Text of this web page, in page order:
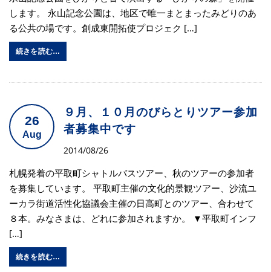
します。 永山記念公園は、地区で唯一まとまったみどりのあ
る公共の場です。創成東開拓使プロジェク […]
続きを読む…
26
Aug
９月、１０月のびらとりツアー参加
者募集中です
2014/08/26
札幌発着の平取町シャトルバスツアー、秋のツアーの参加者
を募集しています。 平取町主催の文化的景観ツアー、沙流ユ
ーカラ街道活性化協議会主催の日高町とのツアー、合わせて
８本。みなさまは、どれに参加されますか。 ▼平取町インフ
[…]
続きを読む…